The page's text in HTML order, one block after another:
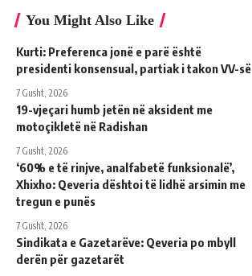
You Might Also Like
Kurti: Preferenca jonë e parë është
presidenti konsensual, partiak i takon VV-së
7 Gusht, 2026
19-vjeçari humb jetën në aksident me
motoçikletë në Radishan
7 Gusht, 2026
‘60% e të rinjve, analfabetë funksionalë’,
Xhixho: Qeveria dështoi të lidhë arsimin me
tregun e punës
7 Gusht, 2026
Sindikata e Gazetarëve: Qeveria po mbyll
derën për gazetarët